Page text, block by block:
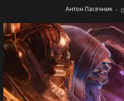
Антон Пасечник -